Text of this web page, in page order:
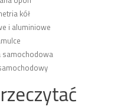
kół
i aluminiowe
samochodowa